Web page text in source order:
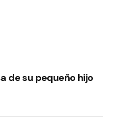
de su pequeño hijo